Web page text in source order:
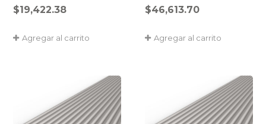
$19,422.38
Agregar al carrito
$46,613.70
Agregar al carrito